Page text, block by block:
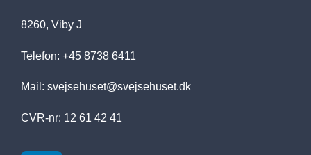
8260, Viby J
Telefon: +45 8738 6411
Mail: svejsehuset@svejsehuset.dk
CVR-nr: 12 61 42 41